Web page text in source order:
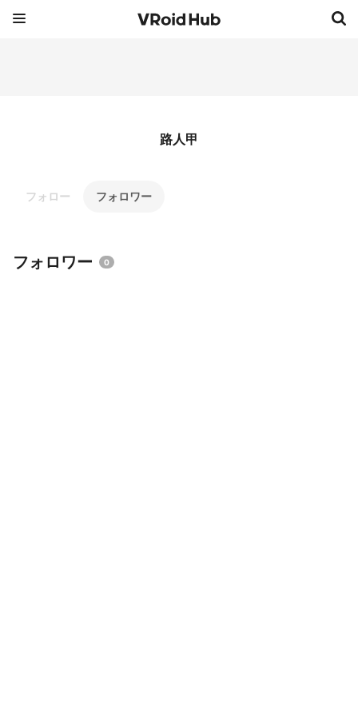
路人甲
フォロー フォロワー
フォロワー 0